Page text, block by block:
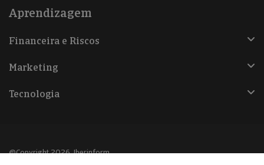
Aprendizagem
Financeira e Riscos
Marketing
Tecnologia
@Copyright 2026, Iberinform